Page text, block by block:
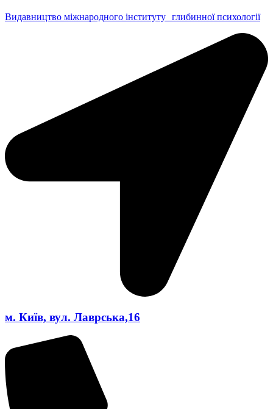
Видавництво міжнародного інституту глибинної психології
м. Київ, вул. Лаврська,16